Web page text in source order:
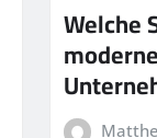
Welche